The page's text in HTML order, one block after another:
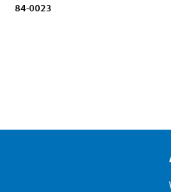
84-0023